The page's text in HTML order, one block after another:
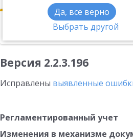
Да, все верно
Выбрать другой
Эта новость находится в
Версия 2.2.3.196
Исправлены выявленные
Регламентированный учет
Изменения в механизме